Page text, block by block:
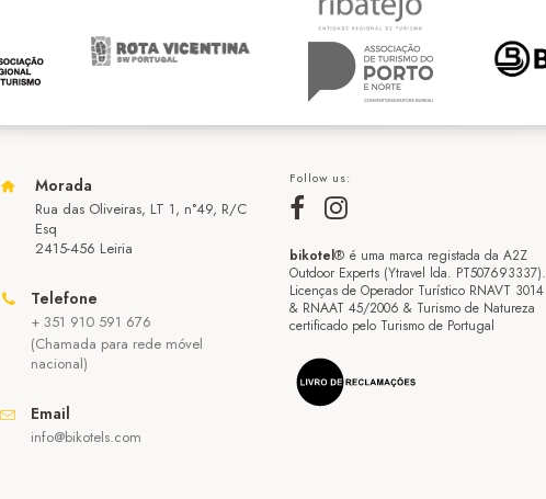
Morada
Rua das Oliveiras, LT 1, n°49, R/C
Esq
2415-456 Leiria
Telefone
+ 351 910 591 676
(Chamada para rede móvel
nacional)
Email
info@bikotels.com
Follow us:
bikotel® é uma marca registada da A2Z
Outdoor Experts (Ytravel lda. PT507693337).
Licenças de Operador Turístico RNAVT 3014
& RNAAT 45/2006 & Turismo de Natureza
certificado pelo Turismo de Portugal